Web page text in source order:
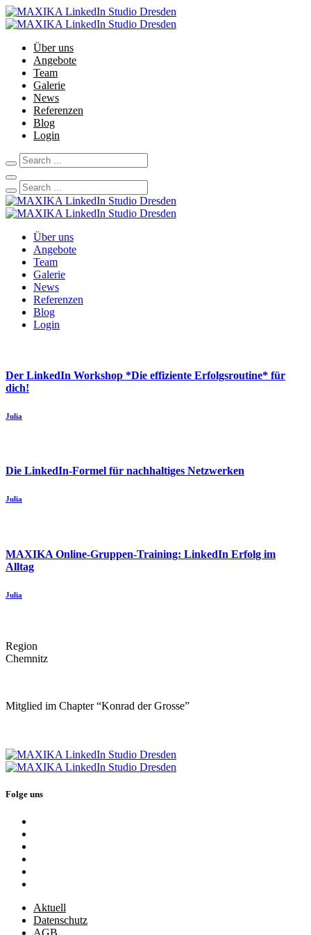
Über uns
Angebote
Team
Galerie
News
Referenzen
Blog
Login
Über uns
Angebote
Team
Galerie
News
Referenzen
Blog
Login
Der LinkedIn Workshop *Die effiziente Erfolgsroutine* für
dich!
Julia
Die LinkedIn-Formel für nachhaltiges Netzwerken
Julia
MAXIKA Online-Gruppen-Training: LinkedIn Erfolg im
Alltag
Julia
Region
Chemnitz
Mitglied im Chapter “Konrad der Grosse”
Folge uns
Aktuell
Datenschutz
AGB